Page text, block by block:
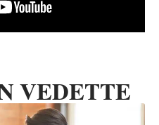
VEDETTE